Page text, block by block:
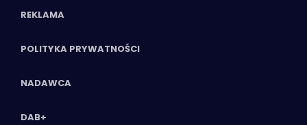
REKLAMA
POLITYKA PRYWATNOŚCI
NADAWCA
DAB+